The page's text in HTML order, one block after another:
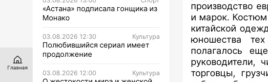
«Астана» подписала гонщика из
Монако
03.08.2026 12:30 Культура
Полюбившийся сериал имеет
продолжение
03.08.2026 12:00 Культура
производство
и марок.
китайской
юношества
полагалось
руководители,
торговцы,
Главная